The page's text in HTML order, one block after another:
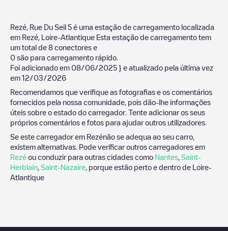
Rezé, Rue Du Seil 5 é uma estação de carregamento localizada
em Rezé Loire-Atlantique Esta estação de carregamento tem
um total de 8 conectores e
0 são para carregamento rápido.
Foi adicionado em 08/06/2025 } e atualizado pela última vez
em 12/03/2026
Recomendamos que verifique as fotografias e os comentários
fornecidos pela nossa comunidade, pois dão-lhe informações
úteis sobre o estado do carregador. Tente adicionar os seus
próprios comentários e fotos para ajudar outros utilizadores.
Se este carregador em Rezénão se adequa ao seu carro,
existem alternativas. Pode verificar outros carregadores em
Rezé ou conduzir para outras cidades como Nantes Saint-
Herblain Saint-Nazaire , porque estão perto e dentro de Loire-
Atlantique